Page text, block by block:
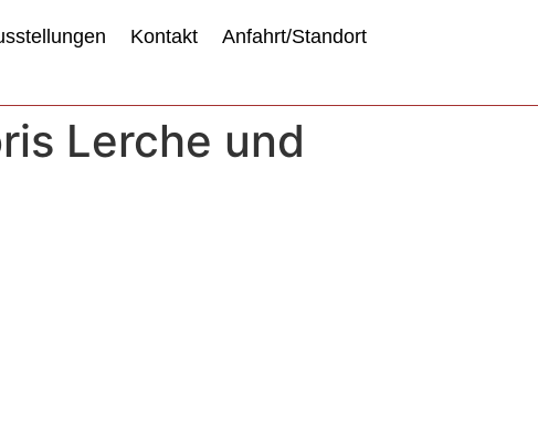
Kontakt Anfahrt/Standort
Lerche und